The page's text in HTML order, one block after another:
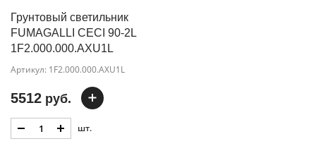
Грунтовый светильник
FUMAGALLI CECI 90-2L
1F2.000.000.AXU1L
Артикул: 1F2.000.000.AXU1L
5512 руб.
шт.